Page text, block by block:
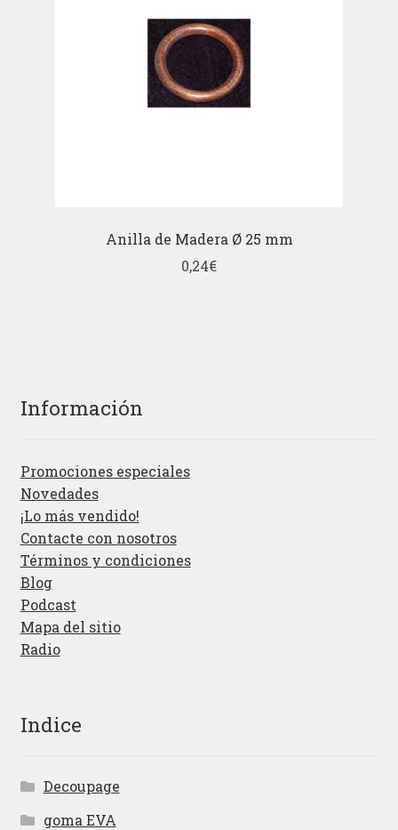
Anilla de Madera Ø 25 mm
0,24€
Información
Promociones especiales
Novedades
¡Lo más vendido!
Contacte con nosotros
Términos y condiciones
Blog
Podcast
Mapa del sitio
Radio
Indice
Decoupage
goma EVA